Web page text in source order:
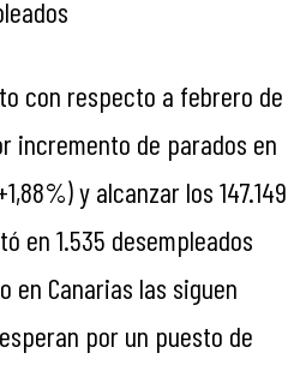
con respecto a febrero de
incremento de parados en
y alcanzar los 147.149
en 1.535 desempleados
en Canarias las siguen
por un puesto de